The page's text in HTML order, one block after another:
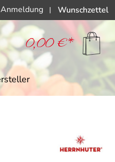
Anmeldung | Wunschzettel
0,00 €*